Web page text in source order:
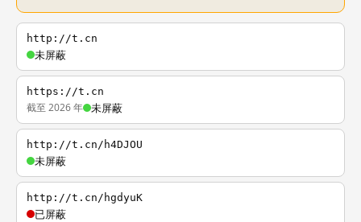
http://t.cn
未屏蔽
https://t.cn
截至 2026 年 未屏蔽
http://t.cn/h4DJOU
未屏蔽
http://t.cn/hgdyuK
已屏蔽